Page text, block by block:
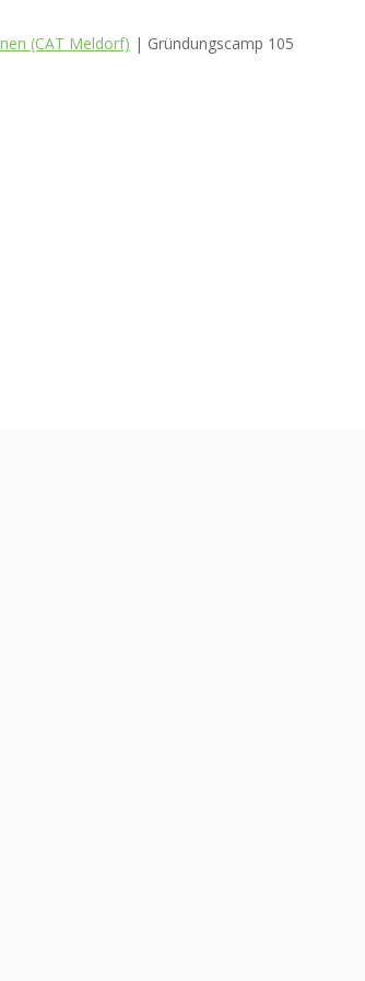
(CAT Meldorf) | Gründungscamp 105